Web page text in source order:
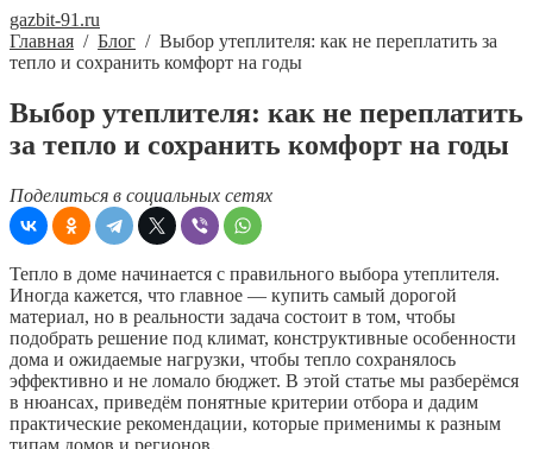
gazbit-91.ru
Главная / Блог / Выбор утеплителя: как не переплатить за
тепло и сохранить комфорт на годы
Выбор утеплителя: как не переплатить
за тепло и сохранить комфорт на годы
Поделиться в социальных сетях
Тепло в доме начинается с правильного выбора утеплителя.
Иногда кажется, что главное — купить самый дорогой
материал, но в реальности задача состоит в том, чтобы
подобрать решение под климат, конструктивные особенности
дома и ожидаемые нагрузки, чтобы тепло сохранялось
эффективно и не ломало бюджет. В этой статье мы разберёмся
в нюансах, приведём понятные критерии отбора и дадим
практические рекомендации, которые применимы к разным
типам домов и регионов.